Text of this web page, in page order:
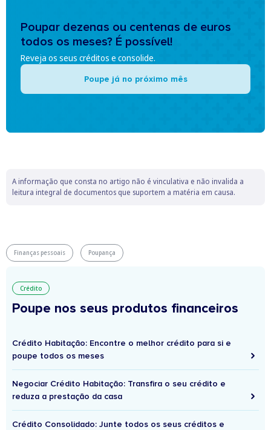
Poupar dezenas ou centenas de euros
todos os meses? É possível!
Reveja os seus créditos e consolide.
Poupe já no próximo mês
A informação que consta no artigo não é vinculativa e não invalida a
leitura integral de documentos que suportem a matéria em causa.
Finanças pessoais Poupança
Crédito
Poupe nos seus produtos financeiros
Crédito Habitação: Encontre o melhor crédito para si e
poupe todos os meses
Negociar Crédito Habitação: Transfira o seu crédito e
reduza a prestação da casa
Crédito Consolidado: Junte todos os seus créditos e